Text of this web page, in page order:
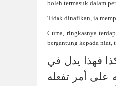
boleh termasuk dalam
Tidak dinafikan, ia
Cuma, ringkasnya
bergantung kepada niat,
فهذا يدل في
على أمر تفعله